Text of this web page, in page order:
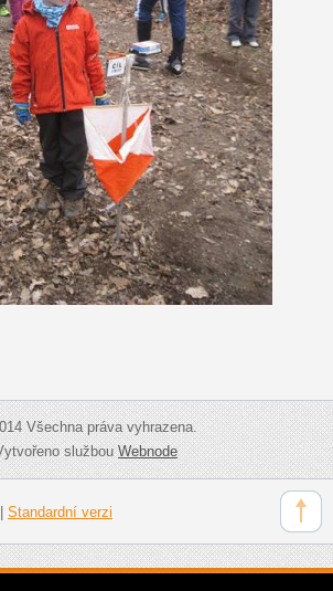
Všechna práva vyhrazena.
službouWebnode
Standardní verzi